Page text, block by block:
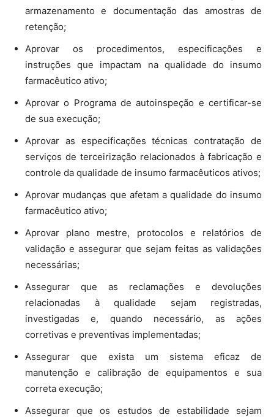
armazenamento e documentação das amostras de
retenção;
Aprovar os procedimentos, especificações e
instruções que impactam na qualidade do insumo
farmacêutico ativo;
Aprovar o Programa de autoinspeção e certificar-se
de sua execução;
Aprovar as especificações técnicas contratação de
serviços de terceirização relacionados à fabricação e
controle da qualidade de insumo farmacêuticos ativos;
Aprovar mudanças que afetam a qualidade do insumo
farmacêutico ativo;
Aprovar plano mestre, protocolos e relatórios de
validação e assegurar que sejam feitas as validações
necessárias;
Assegurar que as reclamações e devoluções
relacionadas à qualidade sejam registradas,
investigadas e, quando necessário, as ações
corretivas e preventivas implementadas;
Assegurar que exista um sistema eficaz de
manutenção e calibração de equipamentos e sua
correta execução;
Assegurar que os estudos de estabilidade sejam